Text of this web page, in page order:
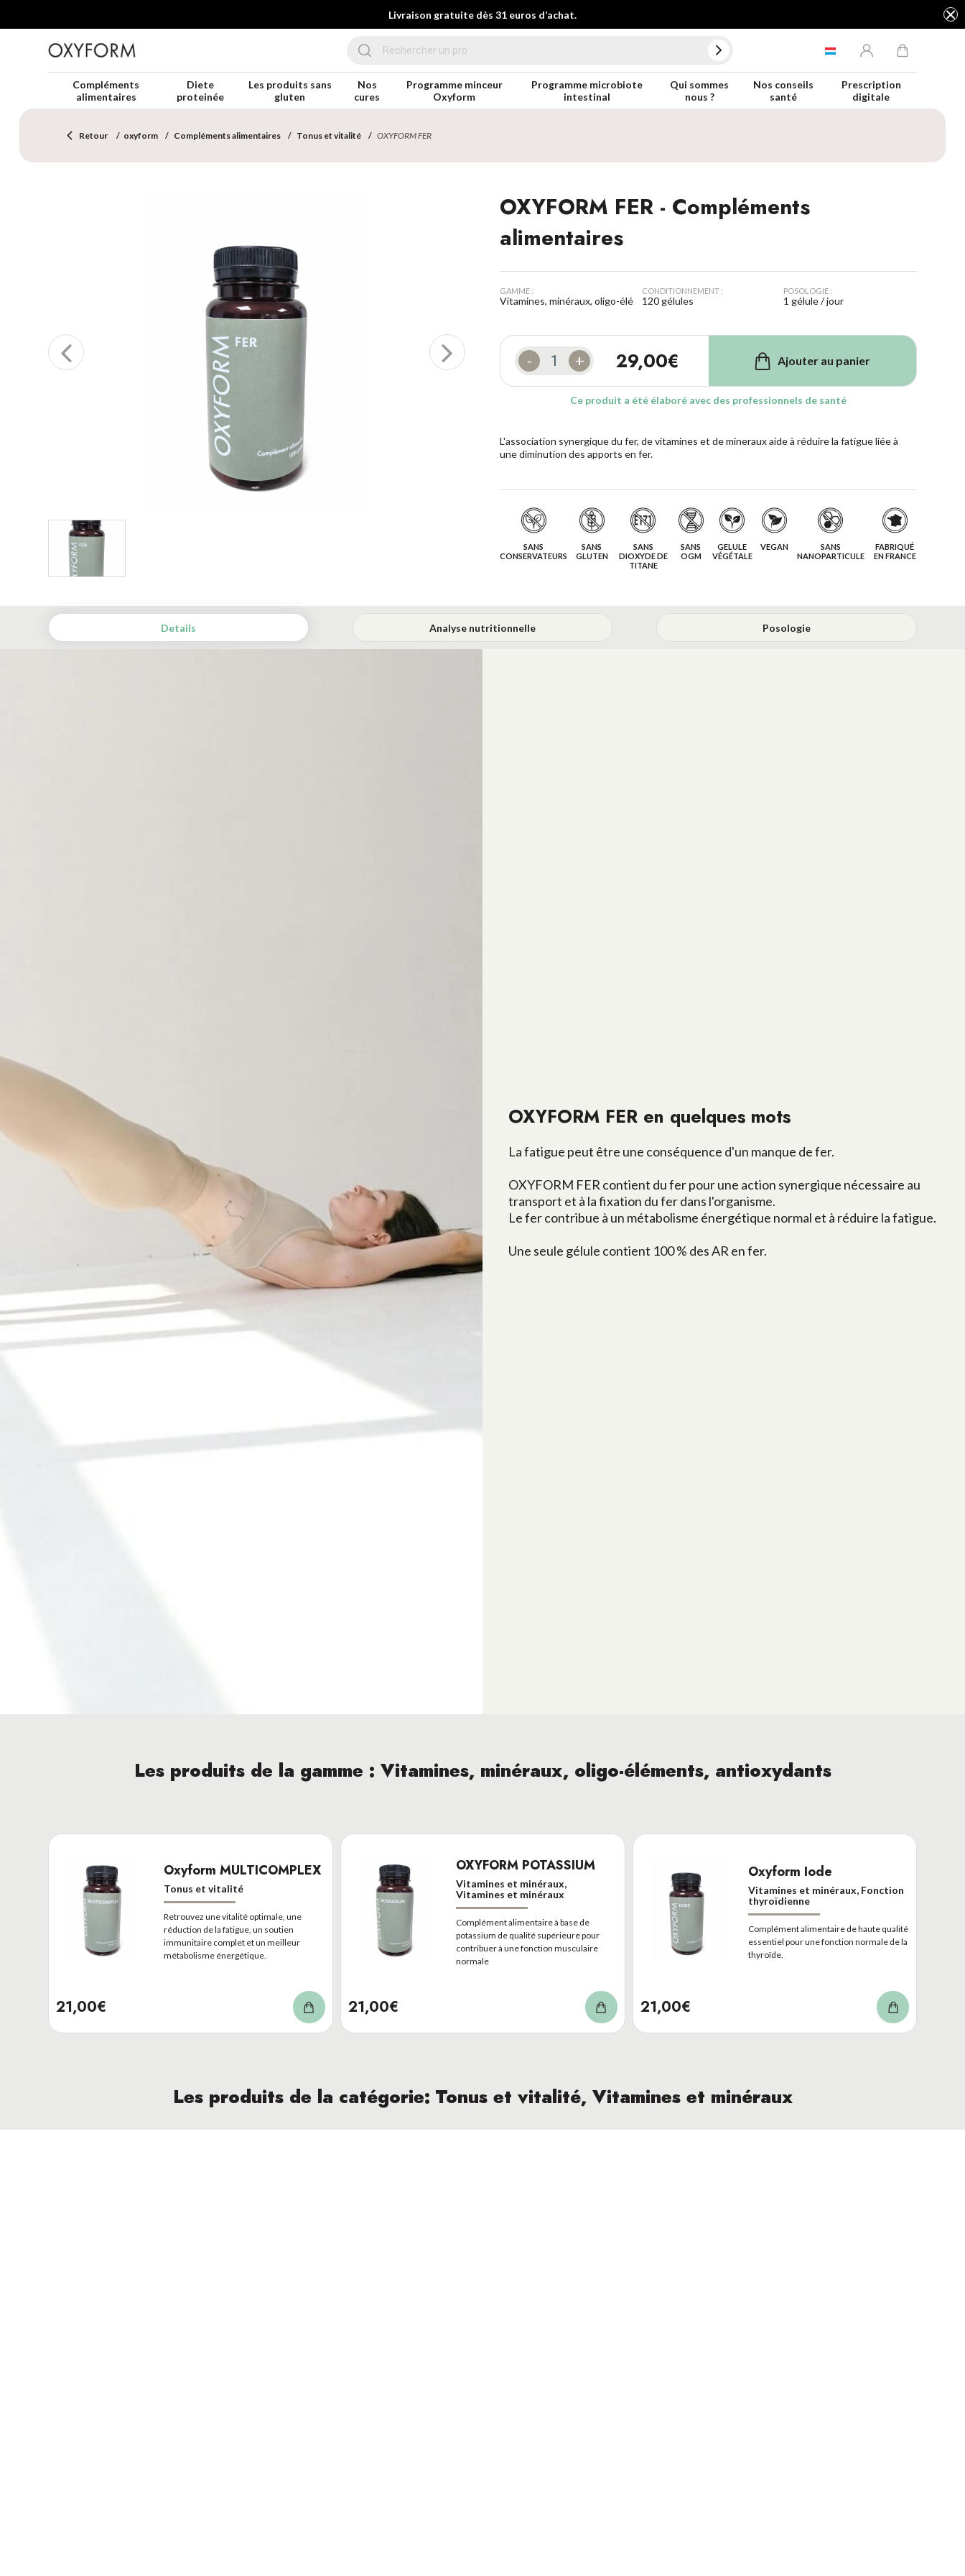
Livraison gratuite dès 31 euros d’achat.
Compléments
alimentaires
Diete
proteinée
Les produits sans
gluten
Nos
cures
Programme minceur
Oxyform
Programme microbiote
intestinal
Qui sommes
nous ?
Nos conseils
santé
Prescription
digitale
Retour oxyform Compléments alimentaires Tonus et vitalité OXYFORM FER
OXYFORM FER - Compléments
alimentaires
GAMME :
Vitamines, minéraux, oligo-éléments, antioxydants
CONDITIONNEMENT :
120 gélules
POSOLOGIE :
1 gélule / jour
- + 29,00€ Ajouter au panier
Ce produit a été élaboré avec des professionnels de santé
L'association synergique du fer, devitamines et de minerauxaide à réduire la fatigue liée à
une diminution des apports en fer.
SANS
CONSERVATEURS
SANS
GLUTEN
SANS
DIOXYDE DE
TITANE
SANS
OGM
GELULE
VÉGÉTALE
VEGAN
SANS
NANOPARTICULE
FABRIQUÉ
EN FRANCE
Details Analyse nutritionnelle Posologie
OXYFORM FER en quelques mots
La fatigue peut être une conséquence d'un manque de fer.
OXYFORM FER contient du fer pour une action synergique nécessaire au
transport et à la fixation du fer dans l'organisme.
Le fer contribue à un métabolisme énergétique normal et à réduire la fatigue.
Une seule gélule contient 100 % des AR en fer.
Les produits de la gamme : Vitamines, minéraux, oligo-éléments, antioxydants
Oxyform MULTICOMPLEX
Tonus et vitalité
Retrouvez une vitalité optimale, une
réduction de la fatigue, un soutien
immunitaire complet et un meilleur
métabolisme énergétique.
21,00€
OXYFORM POTASSIUM
Vitamines et minéraux,
Vitamines et minéraux
Complément alimentaire à base de
potassium de qualité supérieure pour
contribuer à une fonction musculaire
normale
21,00€
Oxyform Iode
Vitamines et minéraux, Fonction
thyroïdienne
Complément alimentaire de haute qualité
essentiel pour une fonction normale de la
thyroïde.
21,00€
Les produits de la catégorie: Tonus et vitalité, Vitamines et minéraux
Abonnez-vous à notre newsletter
et suivez notre actualité.
20 30 15 33
contact@oxyform.be
Catégories
Conditions Générales de Vente
Politique de cookies
Espace professionnel
Moyen de Paiement